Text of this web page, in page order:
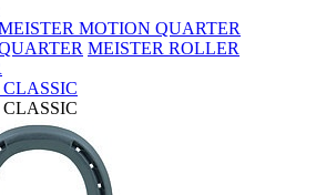
MOTION QUARTER
MEISTER ROLLER
CLASSIC
CLASSIC